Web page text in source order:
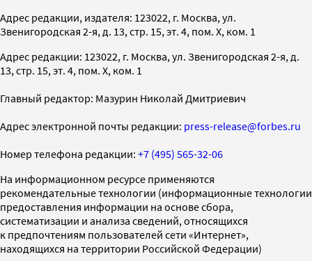
Адрес редакции, издателя: 123022, г. Москва, ул.
Звенигородская 2-я, д. 13, стр. 15, эт. 4, пом. X, ком. 1
Адрес редакции: 123022, г. Москва, ул. Звенигородская 2-я, д.
13, стр. 15, эт. 4, пом. X, ком. 1
Главный редактор: Мазурин Николай Дмитриевич
Адрес электронной почты редакции: press-release@forbes.ru
Номер телефона редакции: +7 (495) 565-32-06
На информационном ресурсе применяются
рекомендательные технологии (информационные технологии
предоставления информации на основе сбора,
систематизации и анализа сведений, относящихся
к предпочтениям пользователей сети «Интернет»,
находящихся на территории Российской Федерации)